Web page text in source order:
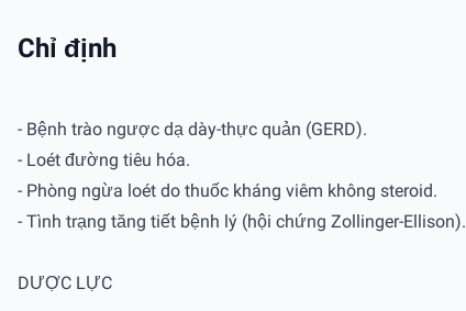
Chỉ định
- Bệnh trào ngược dạ dày-thực quản (GERD).
- Loét đường tiêu hóa.
- Phòng ngừa loét do thuốc kháng viêm không steroid.
- Tình trạng tăng tiết bệnh lý (hội chứng Zollinger-Ellison).
DƯỢC LỰC